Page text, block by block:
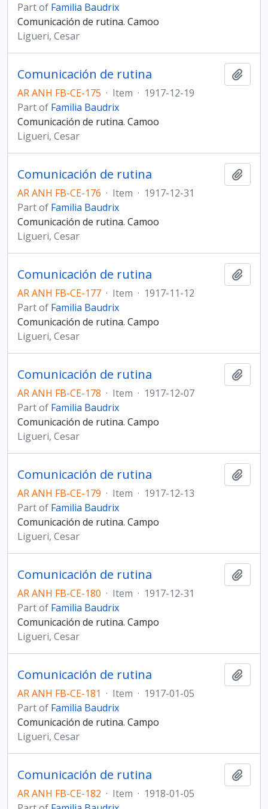
Part of Familia Baudrix
Comunicación de rutina. Camoo
Ligueri, Cesar
Comunicación de rutina
AR ANH FB-CE-175 · Item · 1917-12-19
Part of Familia Baudrix
Comunicación de rutina. Camoo
Ligueri, Cesar
Comunicación de rutina
AR ANH FB-CE-176 · Item · 1917-12-31
Part of Familia Baudrix
Comunicación de rutina. Camoo
Ligueri, Cesar
Comunicación de rutina
AR ANH FB-CE-177 · Item · 1917-11-12
Part of Familia Baudrix
Comunicación de rutina. Campo
Ligueri, Cesar
Comunicación de rutina
AR ANH FB-CE-178 · Item · 1917-12-07
Part of Familia Baudrix
Comunicación de rutina. Campo
Ligueri, Cesar
Comunicación de rutina
AR ANH FB-CE-179 · Item · 1917-12-13
Part of Familia Baudrix
Comunicación de rutina. Campo
Ligueri, Cesar
Comunicación de rutina
AR ANH FB-CE-180 · Item · 1917-12-31
Part of Familia Baudrix
Comunicación de rutina. Campo
Ligueri, Cesar
Comunicación de rutina
AR ANH FB-CE-181 · Item · 1917-01-05
Part of Familia Baudrix
Comunicación de rutina. Campo
Ligueri, Cesar
Comunicación de rutina
AR ANH FB-CE-182 · Item · 1918-01-05